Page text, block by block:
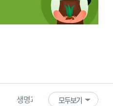
생명과 안전을 수호하는한국
모두보기